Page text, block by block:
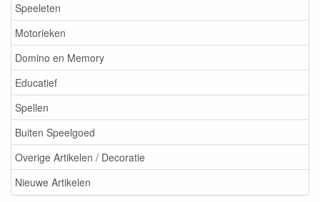
Speeleten
Motorieken
Domino en Memory
Educatief
Spellen
Buiten Speelgoed
Overige Artikelen / Decoratie
Nieuwe Artikelen